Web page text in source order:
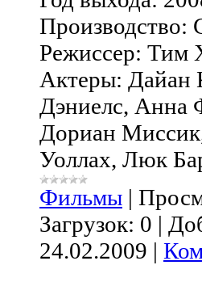
Режиссер: Тим
Актеры:
Дэниелс, Анна
Дориан
Уоллах, Люк
Фильмы |
Загрузок: 0 |
24.02.2009 |